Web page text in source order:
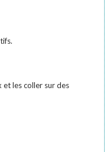
et les coller sur des